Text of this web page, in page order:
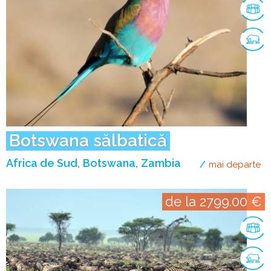
Botswana sălbatică
Africa de Sud Botswana Zambia mai departe
de la 2799.00 €